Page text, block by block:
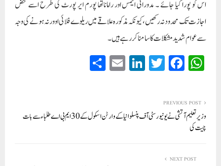
اس کو پورا کیا جائے ۔ مدورائی ایمس اور راماناتھا پورم ایر پورٹ کی طرح اسے محض
اجازت تک محدودنہ رکھیں ، کیونکہ مذکورہ علاقے میں ریلوے فلائی اوور نہ ہونے کی وجہ
سے عوام شدید مشکلات کا سامنا کررہے ہیں۔
W
ha
A
pp
Fa
ce
ok
T
wi
r
Li
nk
In
E
m
PREVIOUS POST
وزیر تعلیم آتشی نے یونیورسٹی آف پنسلوانیا کے وارٹن اسکول کے 30ایم بی اے طلباء سے بات
چیت کی
NEXT POST